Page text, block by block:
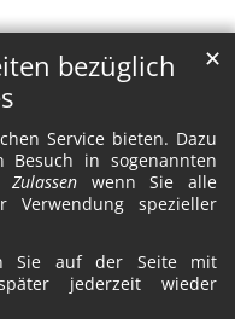
bezüglich
Service bieten. Dazu
in sogenannten
Zulassen wenn Sie alle
Verwendung spezieller
Sie auf der Seite mit
jederzeit wieder
✕